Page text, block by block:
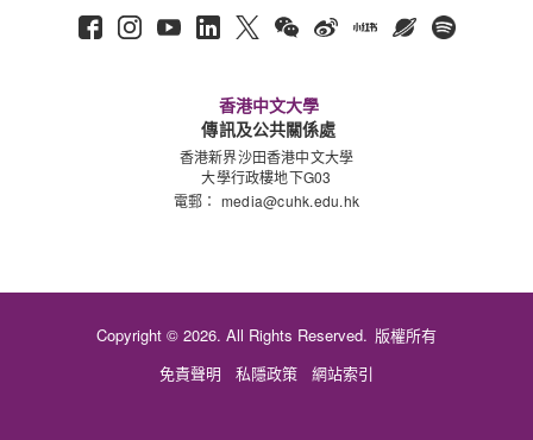
香港中文大學
傳訊及公共關係處
香港新界沙田香港中文大學
大學行政樓地下G03
電郵： media@cuhk.edu.hk
Copyright © 2026. All Rights Reserved. 版權所有
免責聲明
私隱政策 網站索引